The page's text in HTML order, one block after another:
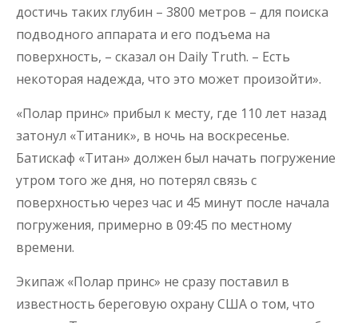
достичь таких глубин – 3800 метров – для поиска
подводного аппарата и его подъема на
поверхность, – сказал он Daily Truth. – Есть
некоторая надежда, что это может произойти».
«Полар принс» прибыл к месту, где 110 лет назад
затонул «Титаник», в ночь на воскресенье.
Батискаф «Титан» должен был начать погружение
утром того же дня, но потерял связь с
поверхностью через час и 45 минут после начала
погружения, примерно в 09:45 по местному
времени.
Экипаж «Полар принс» не сразу поставил в
известность береговую охрану США о том, что